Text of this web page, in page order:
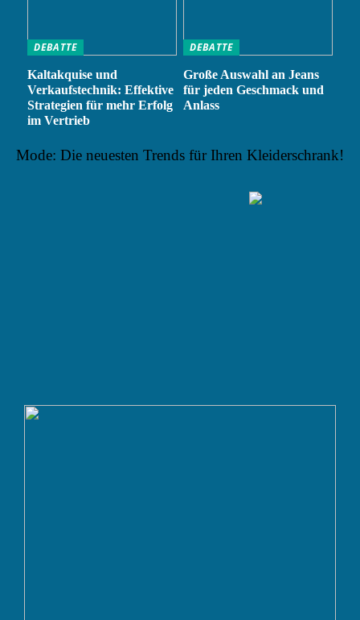
DEBATTE
Kaltakquise und
Verkaufstechnik: Effektive
Strategien für mehr Erfolg
im Vertrieb
DEBATTE
Große Auswahl an Jeans
für jeden Geschmack und
Anlass
Mode: Die neuesten Trends für Ihren Kleiderschrank!